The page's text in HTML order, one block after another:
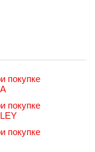
покупке
покупке
покупке